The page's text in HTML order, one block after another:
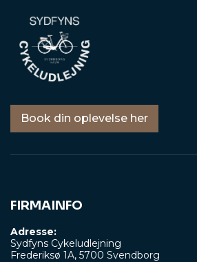
Book din oplevelse her
FIRMAINFO
Adresse:
Sydfyns Cykeludlejning
Frederiksø 1A, 5700 Svendborg